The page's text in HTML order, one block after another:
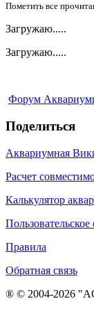
Пометить все
Загружаю.....
Загружаю.....
Форум
Поделиться
Аквариумная
Расчет
Калькулятор
Правила
Обратная связь
® © 2004-2026